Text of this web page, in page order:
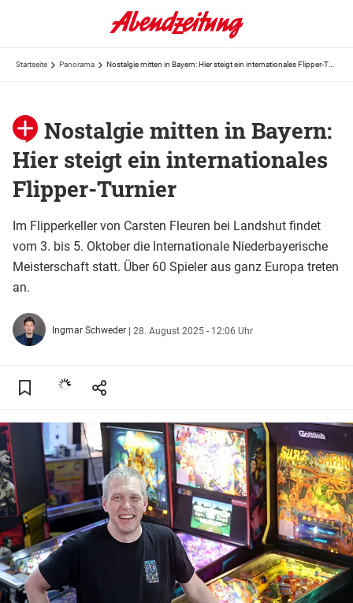
Startseite Panorama
Nostalgie mitten in Bayern:
Hier steigt ein internationales
Flipper-Turnier
Im Flipperkeller von Carsten Fleuren bei Landshut findet
vom 3. bis 5. Oktober die Internationale Niederbayerische
Meisterschaft statt. Über 60 Spieler aus ganz Europa treten
an.
Ingmar Schweder | 28. August 2025 - 12:06 Uhr